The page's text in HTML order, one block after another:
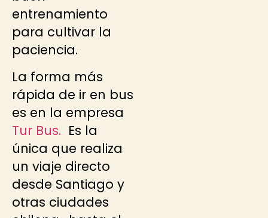
entrenamiento
para cultivar la
paciencia.
La forma más
rápida de ir en bus
es en la empresa
Tur Bus. Es la
única que realiza
un viaje directo
desde Santiago y
otras ciudades